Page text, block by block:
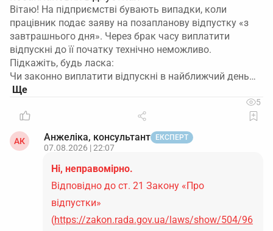
Вітаю! На підприємстві бувають випадки, коли
працівник подає заяву на позапланову відпустку «з
завтрашнього дня». Через брак часу виплатити
відпускні до її початку технічно неможливо.
Підкажіть, будь ласка:
Чи законно виплатити відпускні в найближчий день…
5
АК Анжеліка, консультант ЕКСПЕРТ
07.08.2026 | 22:07
Ні, неправомірно.
Відповідно до ст. 21 Закону «Про
відпустки»
(https://zakon.rada.gov.ua/laws/show/504/96